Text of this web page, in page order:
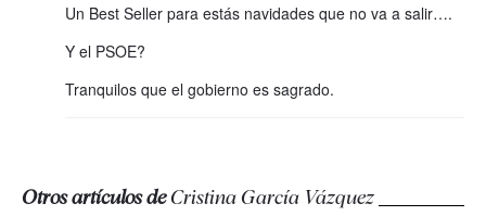
Un Best Seller para estás navidades que no va a salir….
Y el PSOE?
Tranquilos que el gobierno es sagrado.
Otros artículos deCristina García Vázquez